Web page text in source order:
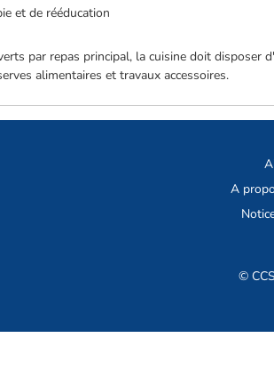
et de rééducation
par repas principal, la cuisine doit
alimentaires et travaux accessoires.
A
©